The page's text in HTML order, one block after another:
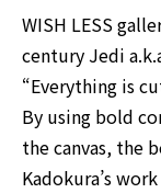
WISH LESS
century Jedi
“Everything is
By using bold
the canvas, the
Kadokura’s